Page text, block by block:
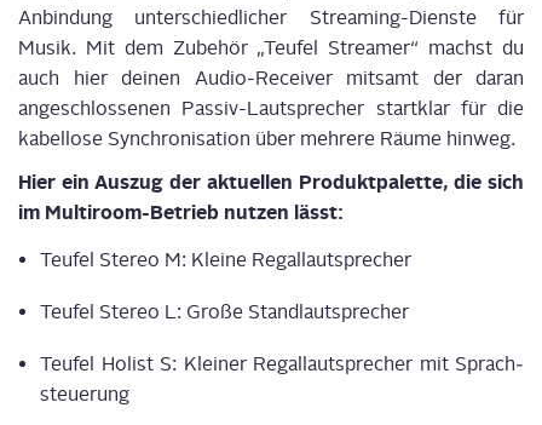
Anbin­dung unter­schied­li­cher Strea­ming-Diens­te für
Musik. Mit dem Zube­hör „Teu­fel Strea­mer“ machst du
auch hier dei­nen Audio-Recei­ver mit­samt der dar­an
ange­schlos­se­nen Pas­siv-Laut­spre­cher start­klar für die
kabel­lo­se Syn­chro­ni­sa­ti­on über meh­re­re Räu­me hinweg.
Hier ein Aus­zug der aktu­el­len Pro­dukt­pa­let­te, die sich
im Mul­ti­room-Betrieb nut­zen lässt:
Teu­fel Ste­reo M: Klei­ne Regal­laut­spre­cher
Teu­fel Ste­reo L: Gro­ße Stand­laut­spre­cher
Teu­fel Holist S: Klei­ner Regal­laut­spre­cher mit Sprach­
steue­rung